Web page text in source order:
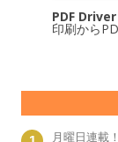
PDF Driver
印刷から
月曜日連